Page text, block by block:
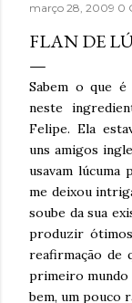
março 28, 2009 0
FLAN DE
Sabem o que
neste
Felipe. Ela
uns amigos
usavam
me deixou
soube da sua
produzir
reafirmação de
primeiro mundo
bem, um pouco